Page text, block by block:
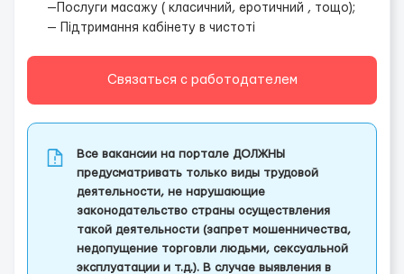
—Послуги масажу ( класичний, еротичний , тощо);
— Підтримання кабінету в чистоті
Связаться с работодателем
Все вакансии на портале ДОЛЖНЫ
предусматривать только виды трудовой
деятельности, не нарушающие
законодательство страны осуществления
такой деятельности (запрет мошенничества,
недопущение торговли людьми, сексуальной
эксплуатации и т.д.). В случае выявления в